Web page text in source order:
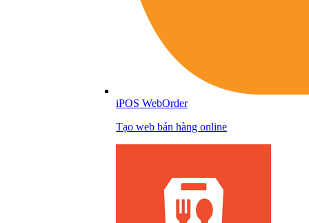
iPOS WebOrder
Tạo web bán hàng online